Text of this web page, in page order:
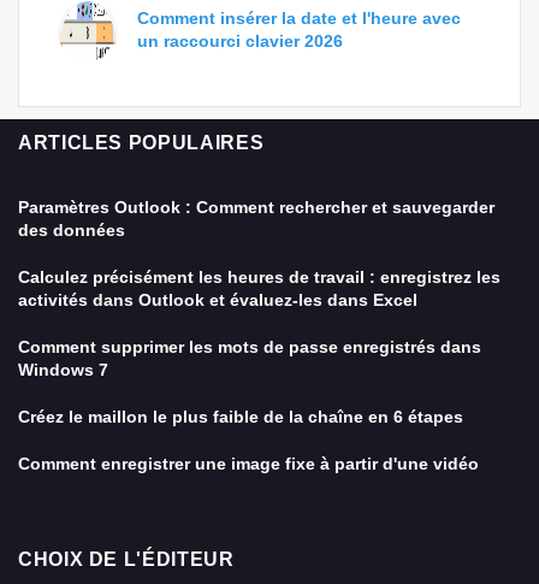
Comment insérer la date et l'heure avec
un raccourci clavier 2026
ARTICLES POPULAIRES
Paramètres Outlook : Comment rechercher et sauvegarder
des données
Calculez précisément les heures de travail : enregistrez les
activités dans Outlook et évaluez-les dans Excel
Comment supprimer les mots de passe enregistrés dans
Windows 7
Créez le maillon le plus faible de la chaîne en 6 étapes
Comment enregistrer une image fixe à partir d'une vidéo
CHOIX DE L'ÉDITEUR